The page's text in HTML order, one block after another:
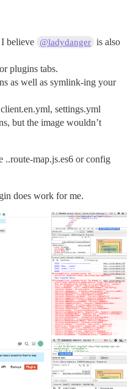
believe @ladydanger is also
plugins tabs.
as well as symlink-ing your
settings.yml
but the image wouldn’t
map.js.es6 or config
does work for me.